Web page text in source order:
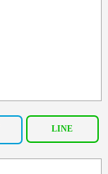
LINE